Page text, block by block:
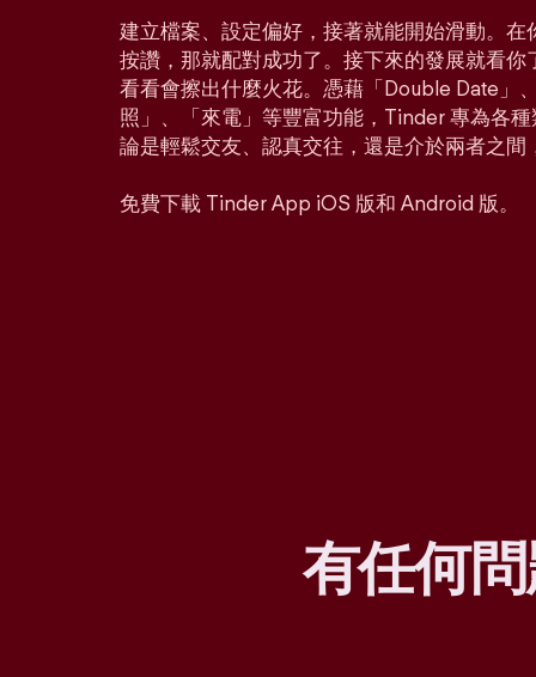
建立檔案、設定偏好，接著就能開始滑動。
按讚，那就配對成功了。接下來的發展就看
看看會擦出什麼火花。憑藉「Double Date」
照」、「來電」等豐富功能，Tinder 專為各
論是輕鬆交友、認真交往，還是介於兩者之間
免費下載 Tinder App iOS 版和 Android 版。
有任何